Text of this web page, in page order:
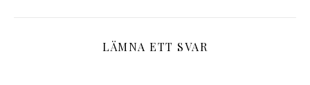
LÄMNA ETT SVAR